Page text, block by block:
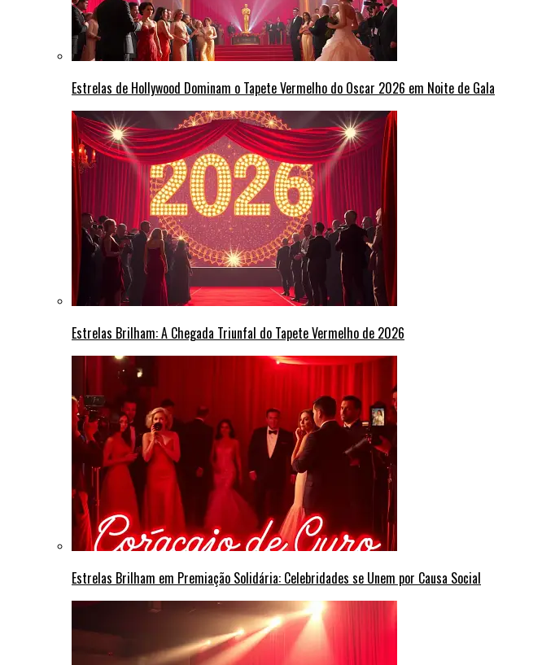
Estrelas de Hollywood Dominam o Tapete Vermelho do Oscar 2026 em Noite de Gala
Estrelas Brilham: A Chegada Triunfal do Tapete Vermelho de 2026
Estrelas Brilham em Premiação Solidária: Celebridades se Unem por Causa Social